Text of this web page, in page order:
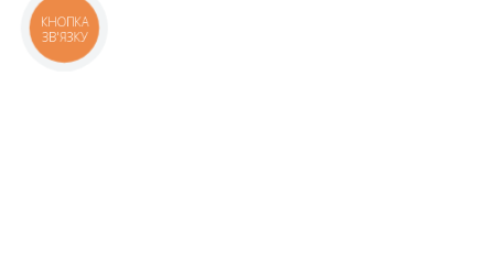
КНОПКА
ЗВ'ЯЗКУ